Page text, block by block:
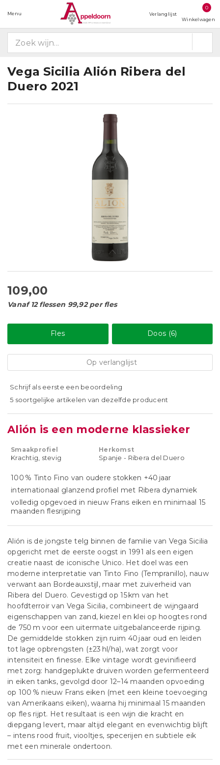
Menu Verlanglijst
0
Winkelwagen
Vega Sicilia Alión Ribera del
Duero 2021
109,00
Vanaf 12 flessen 99,92 per fles
Fles Doos (6)
Op verlanglijst
Schrijf als eerste een beoordeling
5 soortgelijke artikelen van dezelfde producent
Alión is een moderne klassieker
Smaakprofiel
Krachtig, stevig
Herkomst
Spanje - Ribera del Duero
100 % Tinto Fino van oudere stokken +40 jaar
internationaal glanzend profiel met Ribera dynamiek
volledig opgevoed in nieuw Frans eiken en minimaal 15
maanden flesrijping
Alión is de jongste telg binnen de familie van Vega Sicilia
opgericht met de eerste oogst in 1991 als een eigen
creatie naast de iconische Unico. Het doel was een
moderne interpretatie van Tinto Fino (Tempranillo), nauw
verwant aan Bordeauxstijl, maar met zuiverheid van
Ribera del Duero. Gevestigd op 15 km van het
hoofdterroir van Vega Sicilia, combineert de wijngaard
eigenschappen van zand, kiezel en klei op hoogtes rond
de 750 m voor een uitermate uitgebalanceerde rijping.
De gemiddelde stokken zijn ruim 40 jaar oud en leiden
tot lage opbrengsten (±23 hl/ha), wat zorgt voor
intensiteit en finesse. Elke vintage wordt gevinifieerd
met zorg: handgeplukte druiven worden gefermenteerd
in eiken tanks, gevolgd door 12–14 maanden opvoeding
op 100 % nieuw Frans eiken (met een kleine toevoeging
van Amerikaans eiken), waarna hij minimaal 15 maanden
op fles rijpt. Het resultaat is een wijn die kracht en
diepgang levert, maar altijd elegant en evenwichtig blijft
– intens rood fruit, viooltjes, specerijen en subtiele eik
met een minerale ondertoon.